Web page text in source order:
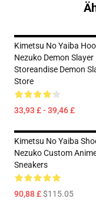
Kimetsu No Yaiba
Nezuko Demon Slayer
Storeandise Demon
Store
33,93 £ - 39,46 £
Kimetsu No Yaiba
Nezuko Custom
Sneakers
90,88 £$115.05